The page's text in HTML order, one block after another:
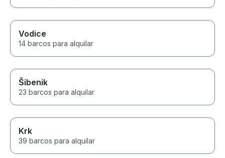
Vodice
14 barcos para alquilar
Šibenik
23 barcos para alquilar
Krk
39 barcos para alquilar